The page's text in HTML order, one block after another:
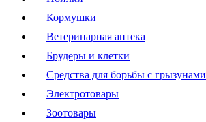
Кормушки
Ветеринарная аптека
Брудеры и клетки
Средства для борьбы с грызунами
Электротовары
Зоотовары